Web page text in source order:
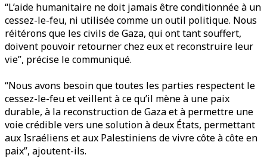
“L’aide humanitaire ne doit jamais être conditionnée à un
cessez-le-feu, ni utilisée comme un outil politique. Nous
réitérons que les civils de Gaza, qui ont tant souffert,
doivent pouvoir retourner chez eux et reconstruire leur
vie”, précise le communiqué.
“Nous avons besoin que toutes les parties respectent le
cessez-le-feu et veillent à ce qu’il mène à une paix
durable, à la reconstruction de Gaza et à permettre une
voie crédible vers une solution à deux États, permettant
aux Israéliens et aux Palestiniens de vivre côte à côte en
paix”, ajoutent-ils.